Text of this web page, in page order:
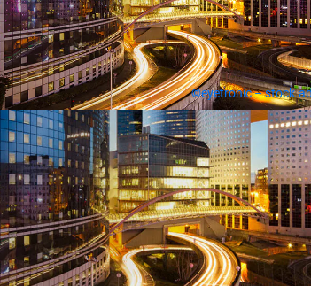
©eyetronic –